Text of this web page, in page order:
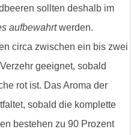
sollten deshalb im
aufbewahrtwerden.
circa zwischen ein bis zwei
geeignet, sobald
rot ist. Das Aroma der
sobald die komplette
bestehen zu 90 Prozent